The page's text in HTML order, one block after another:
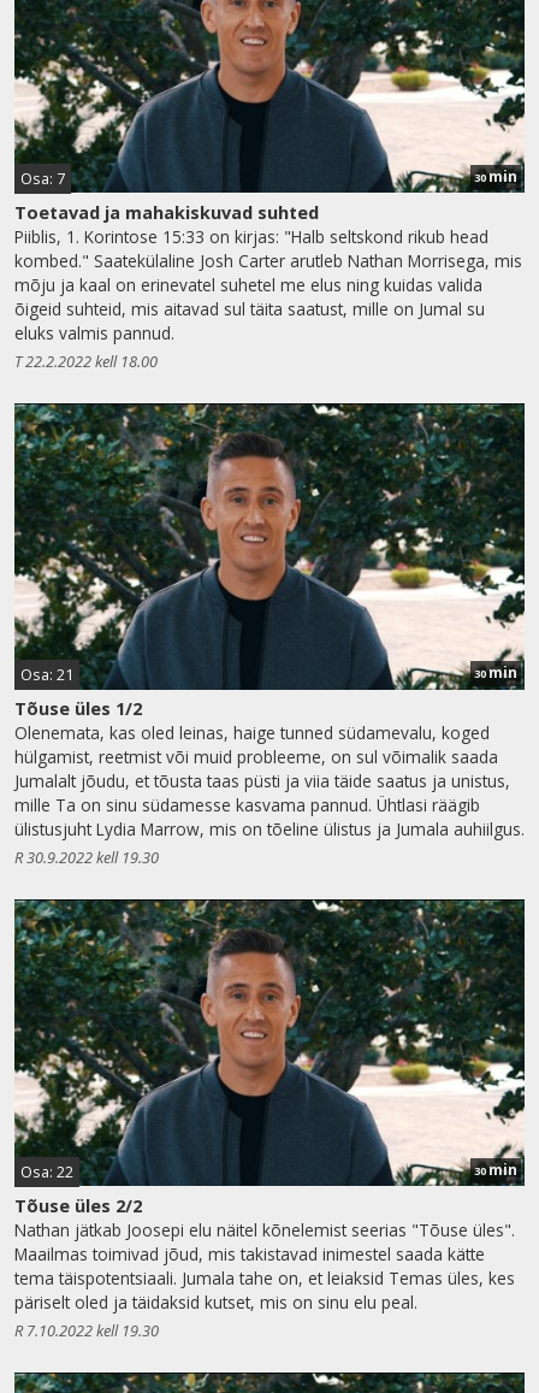
Osa: 7 30min
Toetavad ja mahakiskuvad suhted
Piiblis, 1. Korintose 15:33 on kirjas: "Halb seltskond rikub head
kombed." Saatekülaline Josh Carter arutleb Nathan Morrisega, mis
mõju ja kaal on erinevatel suhetel me elus ning kuidas valida
õigeid suhteid, mis aitavad sul täita saatust, mille on Jumal su
eluks valmis pannud.
T 22.2.2022 kell 18.00
Osa: 21 30min
Tõuse üles 1/2
Olenemata, kas oled leinas, haige tunned südamevalu, koged
hülgamist, reetmist või muid probleeme, on sul võimalik saada
Jumalalt jõudu, et tõusta taas püsti ja viia täide saatus ja unistus,
mille Ta on sinu südamesse kasvama pannud. Ühtlasi räägib
ülistusjuht Lydia Marrow, mis on tõeline ülistus ja Jumala auhiilgus.
R 30.9.2022 kell 19.30
Osa: 22 30min
Tõuse üles 2/2
Nathan jätkab Joosepi elu näitel kõnelemist seerias "Tõuse üles".
Maailmas toimivad jõud, mis takistavad inimestel saada kätte
tema täispotentsiaali. Jumala tahe on, et leiaksid Temas üles, kes
päriselt oled ja täidaksid kutset, mis on sinu elu peal.
R 7.10.2022 kell 19.30